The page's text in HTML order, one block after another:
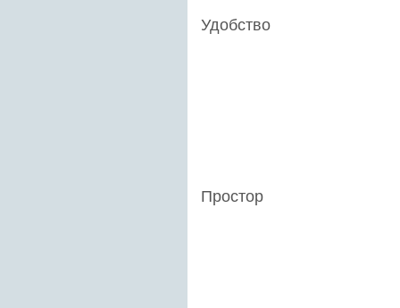
Удобство
Простор